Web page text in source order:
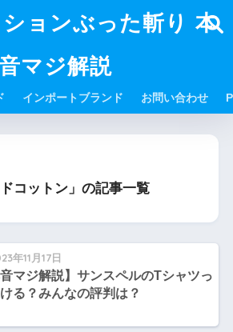
ョンぶった斬り 本
マジ解説
インポートブランド お問い合わせ
ドコットン」の記事一覧
年11月17日
音マジ解説】サンスペルのTシャツっ
る？みんなの評判は？